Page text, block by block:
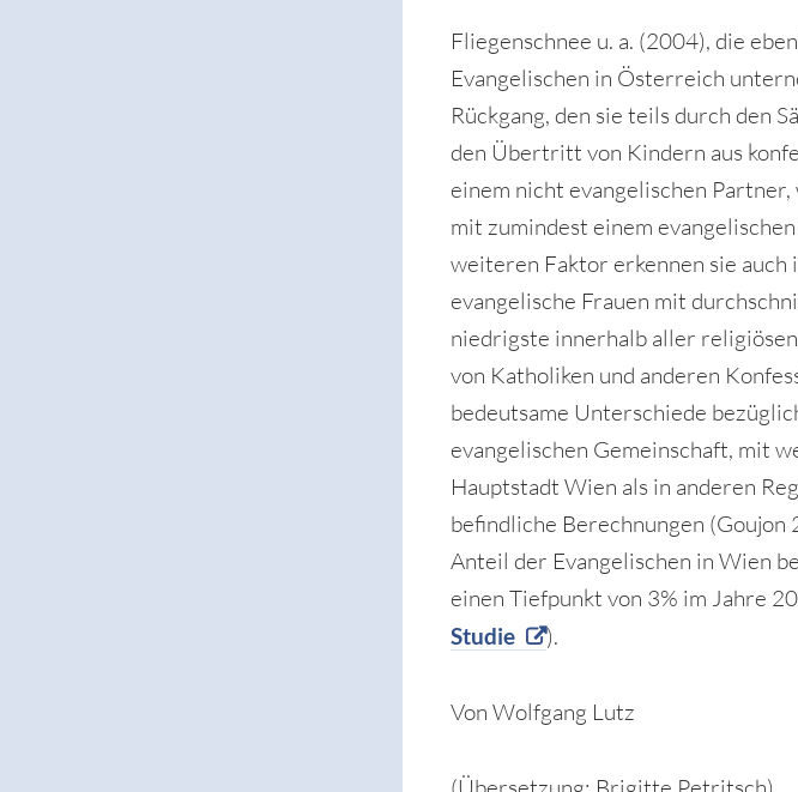
Fliegenschnee u. a. (2004), die
Evangelischen in Österreich
Rückgang, den sie teils durch den
den Übertritt von Kindern aus
einem nicht evangelischen
mit zumindest einem
weiteren Faktor erkennen sie
evangelische Frauen mit
niedrigste innerhalb aller
von Katholiken und anderen
bedeutsame Unterschiede
evangelischen Gemeinschaft, mit
Hauptstadt Wien als in anderen
befindliche Berechnungen (Goujon
Anteil der Evangelischen in Wien
einen Tiefpunkt von 3% im Jahre
Studie ).
Von Wolfgang Lutz